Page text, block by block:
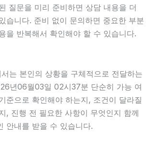
질문을 미리 준비하면 상담 내용을 더
습니다. 준비 없이 문의하면 중요한 부분
을 반복해서 확인해야 할 수 있습니다.
는 본인의 상황을 구체적으로 전달하는
년06월03일 02시37분 단순히 가능 여
준으로 확인해야 하는지, 조건이 달라질
, 진행 전 필요한 사항이 무엇인지 함께
안내를 받을 수 있습니다.